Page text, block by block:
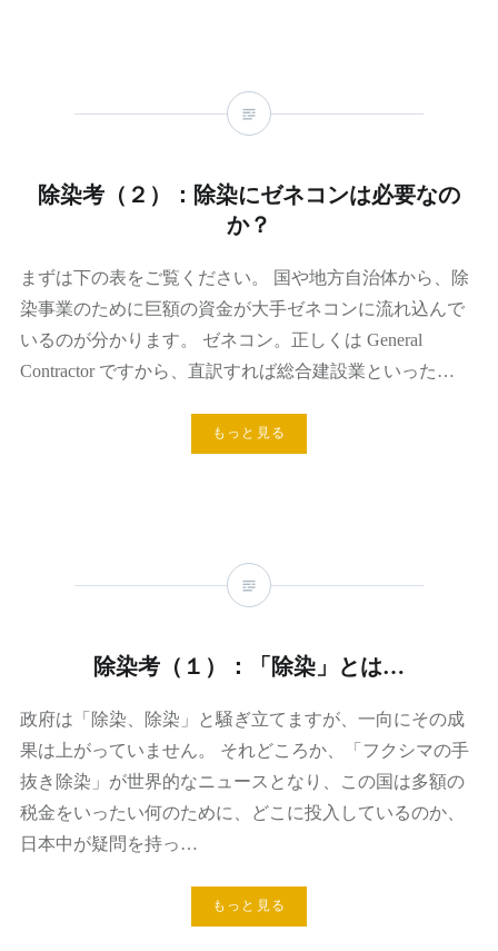
除染考（２）：除染にゼネコンは必要なの
か？
まずは下の表をご覧ください。 国や地方自治体から、除
染事業のために巨額の資金が大手ゼネコンに流れ込んで
いるのが分かります。 ゼネコン。正しくは General
Contractor ですから、直訳すれば総合建設業といった…
もっと見る
除染考（１）：「除染」とは…
政府は「除染、除染」と騒ぎ立てますが、一向にその成
果は上がっていません。 それどころか、「フクシマの手
抜き除染」が世界的なニュースとなり、この国は多額の
税金をいったい何のために、どこに投入しているのか、
日本中が疑問を持っ…
もっと見る